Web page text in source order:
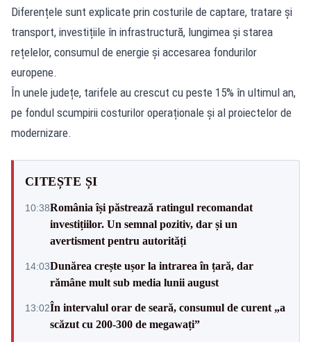
Diferențele sunt explicate prin costurile de captare, tratare și
transport, investițiile în infrastructură, lungimea și starea
rețelelor, consumul de energie și accesarea fondurilor
europene.
În unele județe, tarifele au crescut cu peste 15% în ultimul an,
pe fondul scumpirii costurilor operaționale și al proiectelor de
modernizare.
CITEȘTE ȘI
10:38România își păstrează ratingul recomandat
investițiilor. Un semnal pozitiv, dar și un
avertisment pentru autorități
14:03Dunărea crește ușor la intrarea în țară, dar
rămâne mult sub media lunii august
13:02În intervalul orar de seară, consumul de curent „a
scăzut cu 200-300 de megawați”